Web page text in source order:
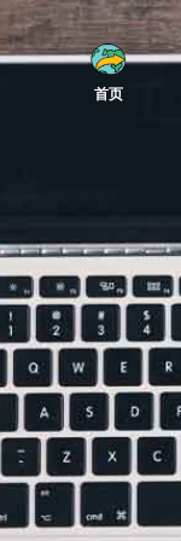
首页